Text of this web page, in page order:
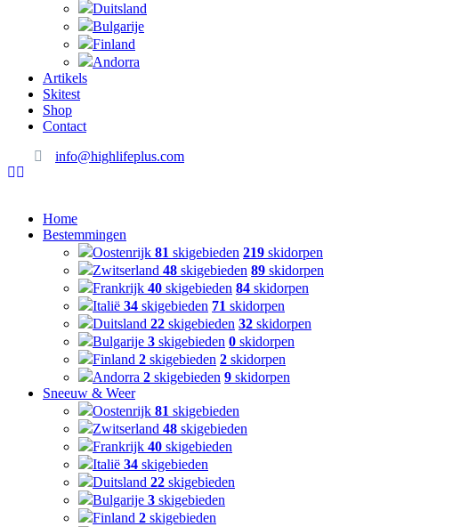
Duitsland
Bulgarije
Finland
Andorra
Artikels
Skitest
Shop
Contact
info@highlifeplus.com
Home
Bestemmingen
Oostenrijk 81 skigebieden 219 skidorpen
Zwitserland 48 skigebieden 89 skidorpen
Frankrijk 40 skigebieden 84 skidorpen
Italië 34 skigebieden 71 skidorpen
Duitsland 22 skigebieden 32 skidorpen
Bulgarije 3 skigebieden 0 skidorpen
Finland 2 skigebieden 2 skidorpen
Andorra 2 skigebieden 9 skidorpen
Sneeuw & Weer
Oostenrijk 81 skigebieden
Zwitserland 48 skigebieden
Frankrijk 40 skigebieden
Italië 34 skigebieden
Duitsland 22 skigebieden
Bulgarije 3 skigebieden
Finland 2 skigebieden